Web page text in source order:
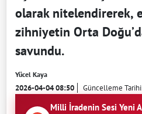
olarak nitelendirerek,
zihniyetin Orta
savundu.
Yücel Kaya
2026-04-04 08:50 Güncelleme
Milli İradenin Sesi Yeni